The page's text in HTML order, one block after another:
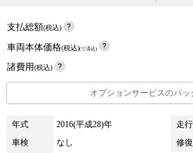
支払総額(税込)
車両本体価格(税込)(リ済込)
諸費用(税込)
オプションサービスのパッ
年式 2016(平成28)年 走行
車検
なし 修